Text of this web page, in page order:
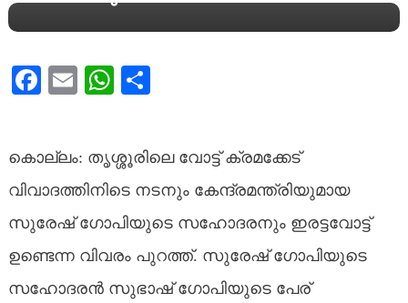
Facebook
Email WhatsApp
കൊല്ലം: തൃശ്ശൂരിലെ വോട്ട് ക്രമക്കേട്
വിവാദത്തിനിടെ നടനും കേന്ദ്രമന്ത്രിയുമായ
സുരേഷ് ഗോപിയുടെ സഹോദരനും ഇരട്ടവോട്ട്
ഉണ്ടെന്ന വിവരം പുറത്ത്. സുരേഷ് ഗോപിയുടെ
സഹോദരന്‍ സുഭാഷ് ഗോപിയുടെ പേര്